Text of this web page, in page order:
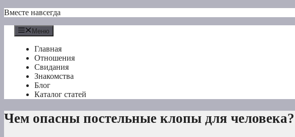
Перейти
содержимому
Вместе навсегда
Меню
Главная
Отношения
Свидания
Знакомства
Блог
Каталог статей
Чем опасны постельные клопы для человека?